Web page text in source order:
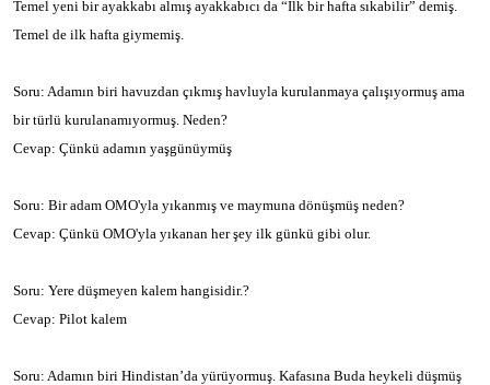
Temel yeni bir ayakkabı almış ayakkabıcı da “İlk bir hafta sıkabilir” demiş.
Temel de ilk hafta giymemiş.
Soru: Adamın biri havuzdan çıkmış havluyla kurulanmaya çalışıyormuş ama
bir türlü kurulanamıyormuş. Neden?
Cevap: Çünkü adamın yaşgünüymüş
Soru: Bir adam OMO'yla yıkanmış ve maymuna dönüşmüş neden?
Cevap: Çünkü OMO'yla yıkanan her şey ilk günkü gibi olur.
Soru: Yere düşmeyen kalem hangisidir.?
Cevap: Pilot kalem
Soru: Adamın biri Hindistan’da yürüyormuş. Kafasına Buda heykeli düşmüş